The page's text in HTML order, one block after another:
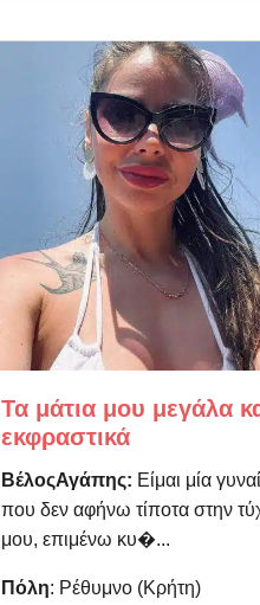
Τα μάτια μου μεγάλα
εκφραστικά
ΒέλοςΑγάπης: Είμαι μία
που δεν αφήνω τίποτα στην
μου, επιμένω κυ�...
Πόλη: Ρέθυμνο (Κρήτη)